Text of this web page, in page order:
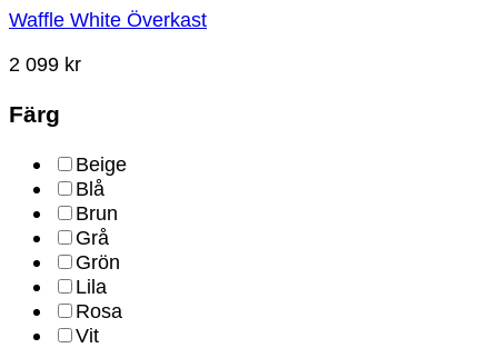
2
Waffle White Överkast
2 099 kr
Färg
Beige
Blå
Brun
Grå
Grön
Lila
Rosa
Vit